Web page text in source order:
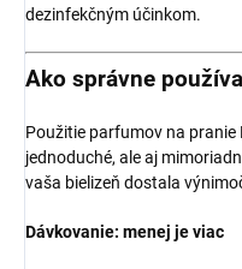
dezinfekčným účinkom.
Ako správne
Použitie parfumov na pranie
jednoduché, ale aj
vaša bielizeň dostala
Dávkovanie: menej je viac